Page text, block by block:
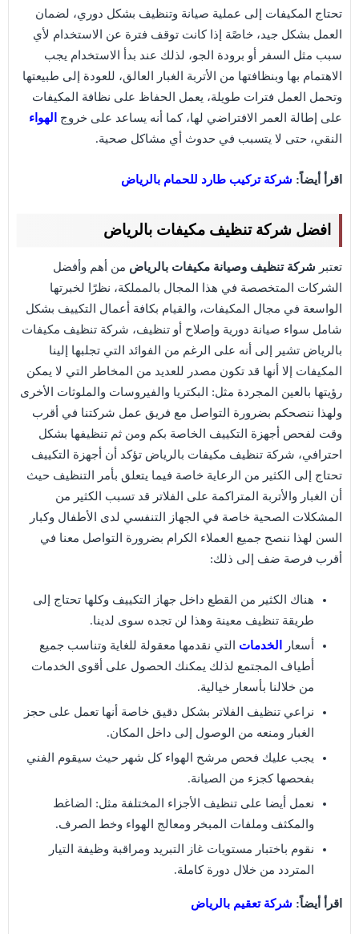
تحتاج المكيفات إلى عملية صيانة وتنظيف بشكل دوري، لضمان
العمل بشكل جيد، خاصًة إذا كانت توقف فترة عن الاستخدام لأي
سبب مثل السفر أو برودة الجو، لذلك عند بدأ الاستخدام يجب
الاهتمام بها وبنظافتها من الأتربة الغبار العالق، للعودة إلى طبيعتها
وتحمل العمل فترات طويلة، يعمل الحفاظ على نظافة المكيفات
على إطالة العمر الافتراضي لها، كما أنه يساعد على خروج الهواء
النقي، حتى لا يتسبب في حدوث أي مشاكل صحية.
اقرأ أيضاً: شركة تركيب طارد للحمام بالرياض
افضل شركة تنظيف مكيفات بالرياض
تعتبر شركة تنظيف وصيانة مكيفات بالرياض من أهم وأفضل
الشركات المتخصصة في هذا المجال بالمملكة، نظرًا لخبرتها
الواسعة في مجال المكيفات، والقيام بكافة أعمال التكييف بشكل
شامل سواء صيانة دورية وإصلاح أو تنظيف، شركة تنظيف مكيفات
بالرياض تشير إلى أنه على الرغم من الفوائد التي تجلبها إلينا
المكيفات إلا أنها قد تكون مصدر للعديد من المخاطر التي لا يمكن
رؤيتها بالعين المجردة مثل: البكتريا والفيروسات والملوثات الأخرى
ولهذا ننصحكم بضرورة التواصل مع فريق عمل شركتنا في أقرب
وقت لفحص أجهزة التكييف الخاصة بكم ومن ثم تنظيفها بشكل
احترافي، شركة تنظيف مكيفات بالرياض تؤكد أن أجهزة التكييف
تحتاج إلى الكثير من الرعاية خاصة فيما يتعلق بأمر التنظيف حيث
أن الغبار والأتربة المتراكمة على الفلاتر قد تسبب الكثير من
المشكلات الصحية خاصة في الجهاز التنفسي لدى الأطفال وكبار
السن لهذا ننصح جميع العملاء الكرام بضرورة التواصل معنا في
أقرب فرصة ضف إلى ذلك:
هناك الكثير من القطع داخل جهاز التكييف وكلها تحتاج إلى
طريقة تنظيف معينة وهذا لن تجده سوى لدينا.
أسعار
الخدمات التي نقدمها معقولة للغاية وتناسب جميع
أطياف المجتمع لذلك يمكنك الحصول على أقوى الخدمات
من خلالنا بأسعار خيالية.
نراعي تنظيف الفلاتر بشكل دقيق خاصة أنها تعمل على حجز
الغبار ومنعه من الوصول إلى داخل المكان.
يجب عليك فحص مرشح الهواء كل شهر حيث سيقوم الفني
بفحصها كجزء من الصيانة.
نعمل أيضا على تنظيف الأجزاء المختلفة مثل: الضاغط
والمكثف وملفات المبخر ومعالج الهواء وخط الصرف.
نقوم باختبار مستويات غاز التبريد ومراقبة وظيفة التيار
المتردد من خلال دورة كاملة.
اقرأ أيضاً: شركة تعقيم بالرياض